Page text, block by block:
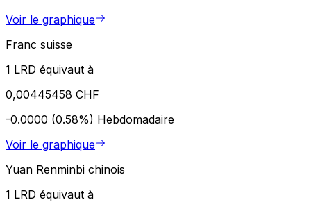
Voir le graphique
Franc suisse
1 LRD équivaut à
0,00445458 CHF
-0.0000 (0.58%) Hebdomadaire
Voir le graphique
Yuan Renminbi chinois
1 LRD équivaut à